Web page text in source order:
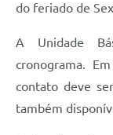
do feriado de
A Unidade
cronograma.
contato deve
também